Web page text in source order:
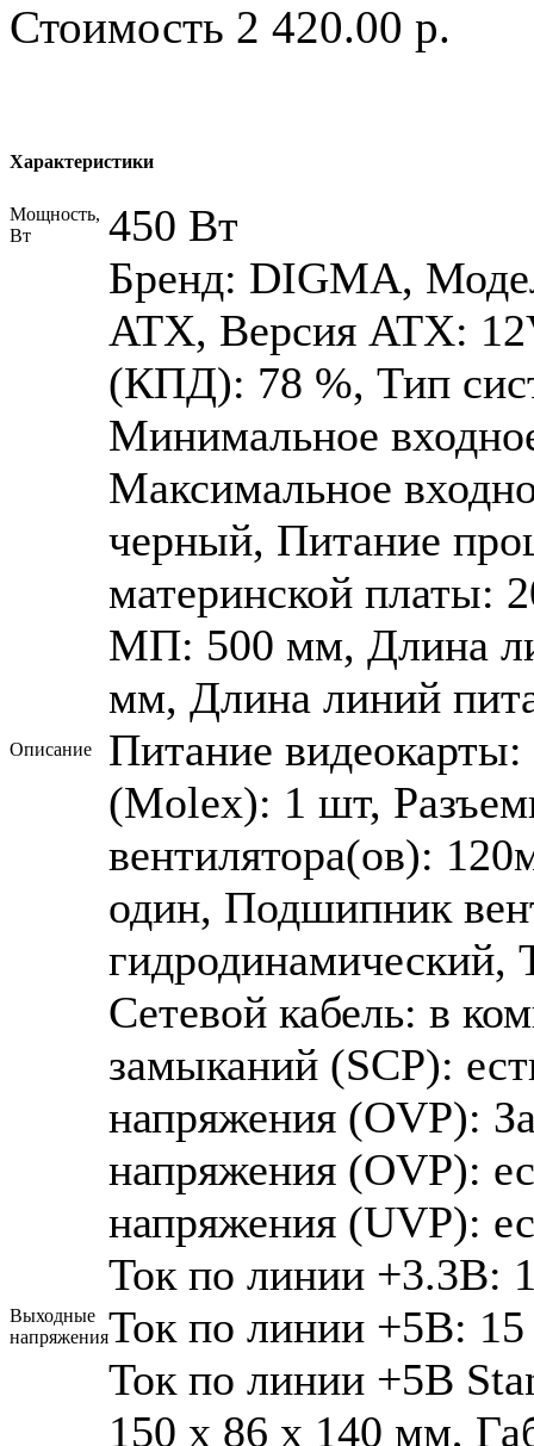
Стоимость 2 420.00 р.
Характеристики
Мощность,
Вт
450 Вт
Описание
Бренд: DIGMA,
ATX, Версия ATX:
(КПД): 78 %, Тип
Минимальное
Максимальное
черный, Питание
материнской платы:
МП: 500 мм, Длина
мм, Длина линий
Питание
(Molex): 1 шт,
вентилятора(ов):
один, Подшипник
гидродинамический,
Сетевой кабель: в
замыканий (SCP):
напряжения (OVP):
напряжения (OVP):
напряжения (UVP):
Выходные
напряжения
Ток по линии +3.3В:
Ток по линии +5В:
Ток по линии +5В
150 х 86 х 140 мм,